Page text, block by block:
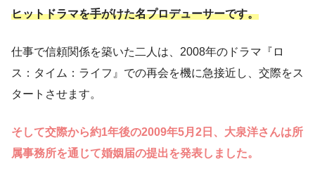
ヒットドラマを手がけた名プロデューサーです。
仕事で信頼関係を築いた二人は、2008年のドラマ『ロ
ス：タイム：ライフ』での再会を機に急接近し、交際をス
タートさせます。
そして交際から約1年後の2009年5月2日、大泉洋さんは所
属事務所を通じて婚姻届の提出を発表しました。